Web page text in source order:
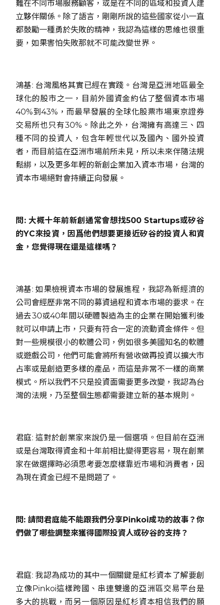
難在不同市場服務顧客，或是在不同的區域和投資人建
立夥伴關係。除了語言，剛剛所說的這些國家從小一直
都鼓勵一種勇於失敗的精神，我認為這樣的思維也很重
要，如果害怕失敗那就不可能改變世界。
鴻基: 台灣風格其實已經在實踐。台灣是亞洲地區最全
球化的股市之一，目前外國資金約佔了整個資本市場
40%到43%，而最早發展的全球化股票市場東京證券
交易所也只有30%。除此之外，台灣擁有高達三、四
種不同的投資人，包含年輕世代以及國內、國外投資
者，而目前這在亞洲市場前所未見，所以未來伴隨法規
鬆綁，以及更多年輕的新創企業加入資本市場，台灣的
資本市場絕對會持續正向發展。
問: 大概十年前新創通常會想找500 Startups或矽谷
的YC來投資，因爲他們想要更接近矽谷的投資人和資
金，您覺得現在還是這樣嗎？
鴻基: 如果檢視資本市場的發展進程，我認為新經濟的
公司會經歷非常不同的募資過程和資本市場的要求。在
過去30或40年間以硬體製造為主的企業在開始獲利後
就可以申請上市，只要有符合一定的流動資金條件。但
對一些規模很小的軟體公司，例如很多美國知名的軟體
或遊戲公司，他們可能會將所有營收做再投資以擴大市
占率或是創造更多樣的產品，而這是非常不一樣的商業
模式。所以我們不只是投資面需要更多改變，我認為台
灣的法規，乃至整個生態都需要建立新的基本規則。
君庭: 這對於創業家來說仍是一個選項。但目前在亞洲
或是台灣取得資金和十年前相比變得更容易，現在創業
家在做選擇時必須思考要怎麼樣靠近市場和消費者，因
為現在資金已經不是問題了。
問: 請問君庭能不能跟我們分享Pinkoi成功的故事？你
們做了哪些調整來獲得國際投資人或矽谷的支持？
君庭: 我認為成功的其中一個關鍵是紅杉資本了解要創
立像Pinkoi這樣跨國、串連雙邊的亞洲區交易平台是
多大的挑戰，而另一個原因是紅杉資本相信我們的願